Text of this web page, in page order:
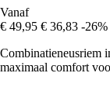
Vanaf
€ 49,95 € 36,83 -26%
Combinatieneusriem
maximaal comfort